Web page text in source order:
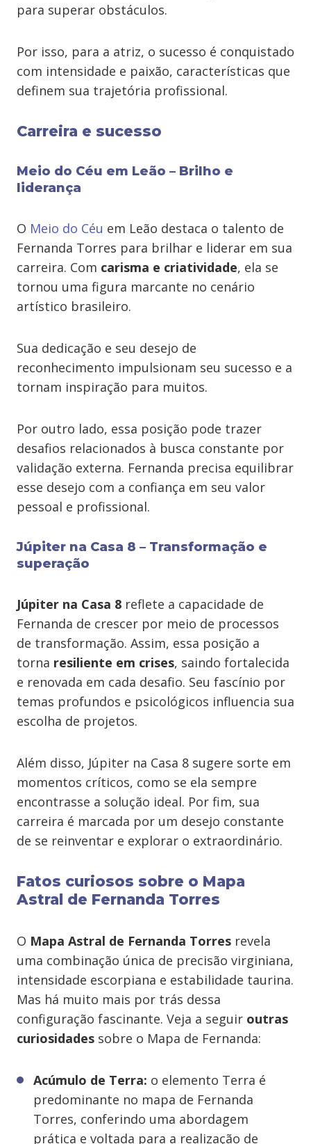
para superar obstáculos.
Por isso, para a atriz, o sucesso é conquistado
com intensidade e paixão, características que
definem sua trajetória profissional.
Carreira e sucesso
Meio do Céu em Leão – Brilho e
liderança
O Meio do Céu em Leão destaca o talento de
Fernanda Torres para brilhar e liderar em sua
carreira. Com carisma e criatividade, ela se
tornou uma figura marcante no cenário
artístico brasileiro.
Sua dedicação e seu desejo de
reconhecimento impulsionam seu sucesso e a
tornam inspiração para muitos.
Por outro lado, essa posição pode trazer
desafios relacionados à busca constante por
validação externa. Fernanda precisa equilibrar
esse desejo com a confiança em seu valor
pessoal e profissional.
Júpiter na Casa 8 – Transformação e
superação
Júpiter na Casa 8 reflete a capacidade de
Fernanda de crescer por meio de processos
de transformação. Assim, essa posição a
torna resiliente em crises, saindo fortalecida
e renovada em cada desafio. Seu fascínio por
temas profundos e psicológicos influencia sua
escolha de projetos.
Além disso, Júpiter na Casa 8 sugere sorte em
momentos críticos, como se ela sempre
encontrasse a solução ideal. Por fim, sua
carreira é marcada por um desejo constante
de se reinventar e explorar o extraordinário.
Fatos curiosos sobre o Mapa
Astral de Fernanda Torres
O Mapa Astral de Fernanda Torres revela
uma combinação única de precisão virginiana,
intensidade escorpiana e estabilidade taurina.
Mas há muito mais por trás dessa
configuração fascinante. Veja a seguir outras
curiosidades sobre o Mapa de Fernanda:
Acúmulo de Terra: o elemento Terra é
predominante no mapa de Fernanda
Torres, conferindo uma abordagem
prática e voltada para a realização de